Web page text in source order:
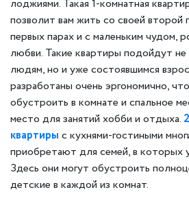
лоджиями. Такая 1-комнатная
позволит вам жить со своей второй
первых парах и с маленьким чудом,
любви. Такие квартиры подойдут
людям, но и уже состоявшимся
разработаны очень эргономично,
обустроить в комнате и спальное
место для занятий хобби и отдыха.
квартиры с кухнями-гостиными
приобретают для семей, в которых
Здесь они могут обустроить
детские в каждой из комнат.